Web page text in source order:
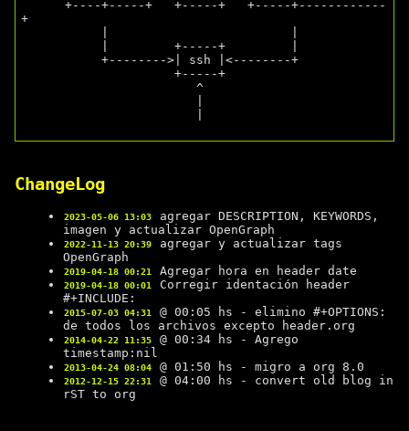
+
ChangeLog
2023-05-06 13:03
agregar DESCRIPTION, KEYWORDS,
imagen y actualizar OpenGraph
2022-11-13 20:39
agregar y actualizar tags
OpenGraph
2019-04-18 00:21 Agregar hora en header date
2019-04-18 00:01
Corregir identación header
#+INCLUDE:
2015-07-03 04:31
@ 00:05 hs - elimino #+OPTIONS:
de todos los archivos excepto header.org
2014-04-22 11:35
@ 00:34 hs - Agrego
timestamp:nil
2013-04-24 08:04 @ 01:50 hs - migro a org 8.0
2012-12-15 22:31
@ 04:00 hs - convert old blog in
rST to org